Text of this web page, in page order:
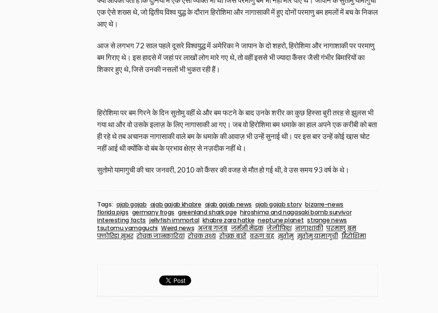
एक ऐसे शख्स थे, जो द्वितीय विश्व युद्ध के दौरान हिरोशिमा और नागासाकी में हुए दोनों परमाणु बम हमलों में बच के निकल
आए थे।
आज से लगभग 72 साल पहले दूसरे विश्वयुद्ध में अमेरिका ने जापान के दो शहरो, हिरोशिमा और नागाशाकी पर परमाणु
बम गिराए थे। इस हादसे में जहां पर लाखों लोग मारे गए थे, तो वहीं इससे भी ज्यादा कैंसर जैसी गंभीर बिमारियों का
शिकार हुए थे, जिसे उनकी नसलों भी भुकत रही हैं।
हिरोशिमा पर बम गिरने के दिन सुतोमु वहीं थे और बम फटने के बाद उनके शरीर का कुछ हिस्सा बुरी तरह से झुलस भी
गया था और वो उसके इलाज़ के लिए नागासाकी आ गए। जब वो हिरोशिमा बम धमाके का हाल अपने एक करीबी को बता
ही रहे थे तब अचानक नागासाकी वाले बम के धमाके की आवाज़ भी उन्हें सुनाई थी। पर इस बार उन्हें कोई खा़स चोट
नहीं आई थी क्योंकि वो बंब के प्रभाव क्षेत्र से नज़दीक नहीं थे।
सुतोमो यामागुची की चार जनवरी, 2010 को कैंसर की वजह से मौत हो गई थी, वे उस समय 93 वर्ष के थे।
Tags: ajab gajab ajab gajab khabre ajab gajab news ajab gajab story bizarre-news
florida pigs germany frogs greenland shark age hiroshima and nagasaki bomb survivor
interesting facts jellyfish immortal khabre zara hatke neptune planet strange news
tsutomu yamaguchi Weird news अजब गजब जर्मनी मेंढक जेलीफिश नागाशाकी परमाणु बम
फ्लोरिडा सुअर रोचक जानकारियां रोचक तथ्य रोचक बातें वरुण ग्रह सुतोमु सुतोमु यामागुची हिरोशिमा